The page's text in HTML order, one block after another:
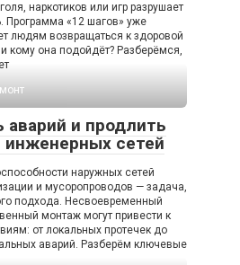
наркотиков или игр разрушает
Программа «12 шагов» уже
людям возвращаться к здоровой
кому она подойдёт? Разберёмся,
аварий и продлить
сетей
наружных сетей
и мусоропроводов — задача,
подхода. Несвоевременный
монтаж могут привести к
от локальных протечек до
аварий. Разберём ключевые